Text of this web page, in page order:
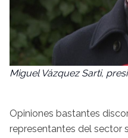
Miguel Vázquez Sarti,
Opiniones bastantes
representantes del sector